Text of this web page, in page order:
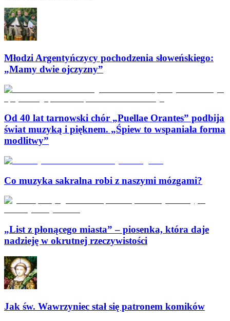
Młodzi Argentyńczycy pochodzenia słoweńskiego:
„Mamy dwie ojczyzny”
Od 40 lat tarnowski chór „Puellae Orantes” podbija
świat muzyką i pięknem. „Śpiew to wspaniała forma
modlitwy”
Co muzyka sakralna robi z naszymi mózgami?
„List z płonącego miasta” – piosenka, która daje
nadzieję w okrutnej rzeczywistości
Jak św. Wawrzyniec stał się patronem komików